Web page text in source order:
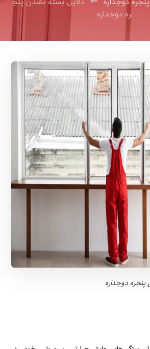
ره دوجداره
دوجداره